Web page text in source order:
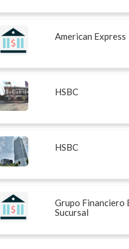
American Express
HSBC
HSBC
Grupo Financiero
Sucursal